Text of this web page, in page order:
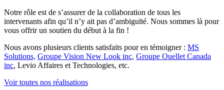
Notre rôle est de s’assurer de la collaboration de tous les
intervenants afin qu’il n’y ait pas d’ambiguïté. Nous sommes là pour
vous offrir un soutien du début à la fin !
Nous avons plusieurs clients satisfaits pour en témoigner : MS
Solutions, Groupe Vision New Look inc, Groupe Ouellet Canada
inc, Levio Affaires et Technologies, etc.
Voir toutes nos réalisations